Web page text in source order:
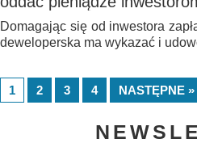
Domagając się od inwestora
deweloperska ma wykazać i
1 2 3 4 NASTĘPNE »